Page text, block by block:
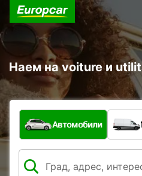
Наем на voiture и
С какво превозно
Автомобили